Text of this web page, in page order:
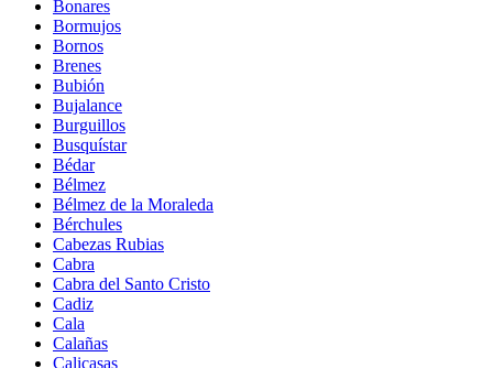
Bonares
Bormujos
Bornos
Brenes
Bubión
Bujalance
Burguillos
Busquístar
Bédar
Bélmez
Bélmez de la Moraleda
Bérchules
Cabezas Rubias
Cabra
Cabra del Santo Cristo
Cadiz
Cala
Calañas
Calicasas